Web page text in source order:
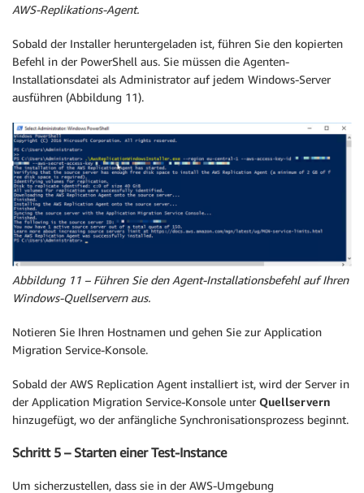
AWS-Replikations-Agent.
Sobald der Installer heruntergeladen ist, führen Sie den kopierten
Befehl in der PowerShell aus. Sie müssen die Agenten-
Installationsdatei als Administrator auf jedem Windows-Server
ausführen (Abbildung 11).
Abbildung 11 – Führen Sie den Agent-Installationsbefehl auf Ihren
Windows-Quellservern aus.
Notieren Sie Ihren Hostnamen und gehen Sie zur Application
Migration Service-Konsole.
Sobald der AWS Replication Agent installiert ist, wird der Server in
der Application Migration Service-Konsole unter Quellservern
hinzugefügt, wo der anfängliche Synchronisationsprozess beginnt.
Schritt 5 – Starten einer Test-Instance
Um sicherzustellen, dass sie in der AWS-Umgebung